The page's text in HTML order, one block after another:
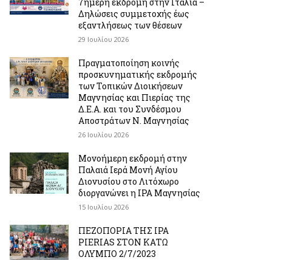
Δηλώσεις συμμετοχής έως
εξαντλήσεως των θέσεων
29 Ιουλίου 2026
Πραγματοποίηση κοινής
προσκυνηματικής εκδρομής
των Τοπικών Διοικήσεων
Μαγνησίας και Πιερίας της
Δ.Ε.Α. και του Συνδέσμου
Αποστράτων Ν. Μαγνησίας
26 Ιουλίου 2026
Μονοήμερη εκδρομή στην
Παλαιά Ιερά Μονή Αγίου
Διονυσίου στο Λιτόχωρο
διοργανώνει η IPA Μαγνησίας
15 Ιουλίου 2026
ΠΕΖΟΠΟΡΙΑ ΤΗΣ IPA
PIERIAS ΣΤΟΝ ΚΑΤΩ
ΟΛΥΜΠΟ 2/7/2023